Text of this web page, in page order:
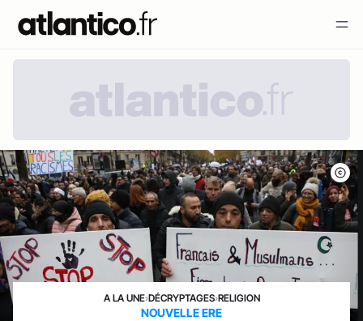
A LA UNE›DÉCRYPTAGES›RELIGION
NOUVELLE ERE